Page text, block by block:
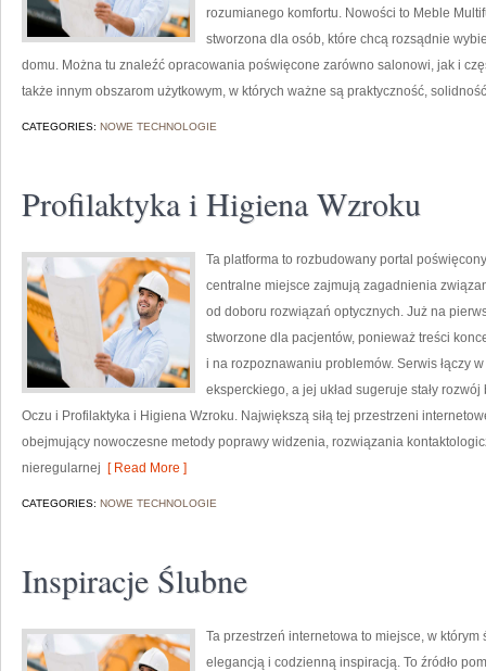
rozumianego komfortu. Nowości to Meble
stworzona dla osób, które chcą rozsądnie
domu. Można tu znaleźć opracowania poświęcone zarówno salonowi, jak i
także innym obszarom użytkowym, w których ważne są praktyczność,
CATEGORIES: NOWE TECHNOLOGIE
Profilaktyka i Higiena Wzroku
Ta platforma to rozbudowany portal
centralne miejsce zajmują zagadnienia
od doboru rozwiązań optycznych. Już na
stworzone dla pacjentów, ponieważ treści
i na rozpoznawaniu problemów. Serwis łączy
eksperckiego, a jej układ sugeruje stały
Oczu i Profilaktyka i Higiena Wzroku. Największą siłą tej przestrzeni
obejmujący nowoczesne metody poprawy widzenia, rozwiązania
nieregularnej [ Read More ]
CATEGORIES: NOWE TECHNOLOGIE
Inspiracje Ślubne
Ta przestrzeń internetowa to miejsce, w
elegancją i codzienną inspiracją. To źródło